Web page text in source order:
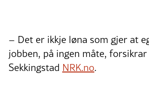
– Det er ikkje løna som gjer at
jobben, på ingen måte, forsikrar
Sekkingstad NRK.no.